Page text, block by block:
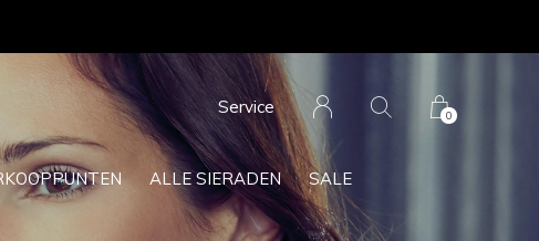
ALLE SIERADEN SALE
Service 0